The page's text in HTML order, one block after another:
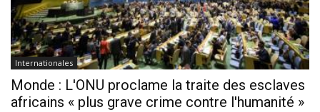
Internationales
Monde : L'ONU proclame la traite des esclaves
africains « plus grave crime contre l'humanité »